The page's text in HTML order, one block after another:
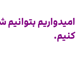
امیدواریم
کنیم.